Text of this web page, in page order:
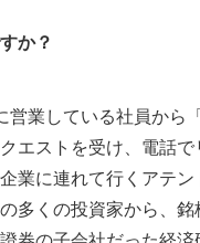
か？
業している社員から
エストを受け、電話で
業に連れて行くアテン
多くの投資家から、